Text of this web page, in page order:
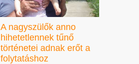
A nagyszülők anno
hihetetlennek tűnő
történetei adnak erőt a
folytatáshoz